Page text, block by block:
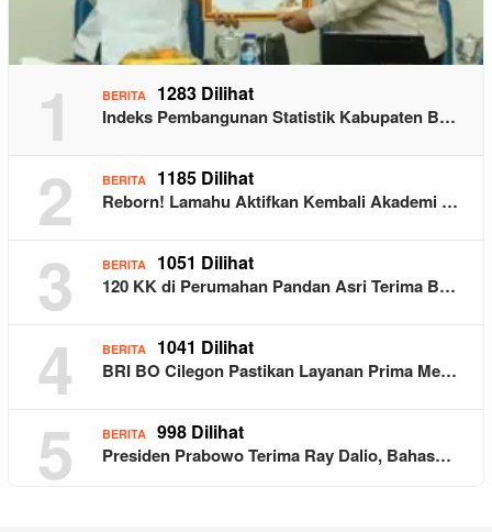
1 BERITA 1283 Dilihat
Indeks Pembangunan Statistik Kabupaten B…
2 BERITA 1185 Dilihat
Reborn! Lamahu Aktifkan Kembali Akademi …
3 BERITA 1051 Dilihat
120 KK di Perumahan Pandan Asri Terima B…
4 BERITA 1041 Dilihat
BRI BO Cilegon Pastikan Layanan Prima Me…
5 BERITA 998 Dilihat
Presiden Prabowo Terima Ray Dalio, Bahas…